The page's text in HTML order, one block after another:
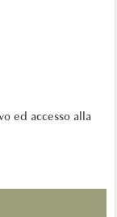
ed accesso alla